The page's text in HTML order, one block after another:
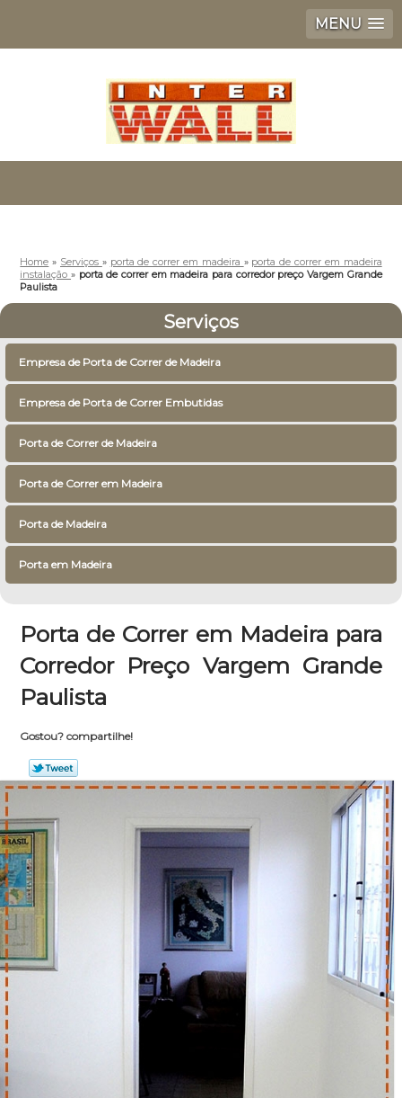
MENU
Home » Serviços » porta de correr em madeira » porta de correr em madeira
instalação» porta de correr em madeira para corredor preço Vargem Grande
Paulista
Serviços
Empresa de Porta de Correr de Madeira
Empresa de Porta de Correr Embutidas
Porta de Correr de Madeira
Porta de Correr em Madeira
Porta de Madeira
Porta em Madeira
Porta de Correr em Madeira para
Corredor Preço Vargem Grande
Paulista
Gostou? compartilhe!